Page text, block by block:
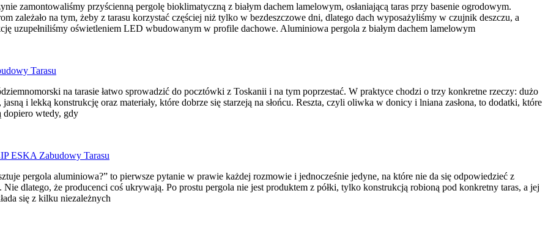
zamontowaliśmy przyścienną pergolę bioklimatyczną z białym dachem lamelowym, osłaniającą taras przy basenie ogrodowym.
zależało na tym, żeby z tarasu korzystać częściej niż tylko w bezdeszczowe dni, dlatego dach wyposażyliśmy w czujnik deszczu, a
uzupełniliśmy oświetleniem LED wbudowanym w profile dachowe. Aluminiowa pergola z białym dachem lamelowym
na tarasie łatwo sprowadzić do pocztówki z Toskanii i na tym poprzestać. W praktyce chodzi o trzy konkretne rzeczy: dużo
jasną i lekką konstrukcję oraz materiały, które dobrze się starzeją na słońcu. Reszta, czyli oliwka w donicy i lniana zasłona, to dodatki, które
dopiero wtedy, gdy
pergola aluminiowa?” to pierwsze pytanie w prawie każdej rozmowie i jednocześnie jedyne, na które nie da się odpowiedzieć z
Nie dlatego, że producenci coś ukrywają. Po prostu pergola nie jest produktem z półki, tylko konstrukcją robioną pod konkretny taras, a jej
się z kilku niezależnych